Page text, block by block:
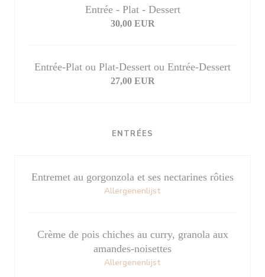
Entrée - Plat - Dessert
30,00 EUR
Entrée-Plat ou Plat-Dessert ou Entrée-Dessert
27,00 EUR
ENTRÉES
Entremet au gorgonzola et ses nectarines rôties
Allergenenlijst
Crème de pois chiches au curry, granola aux
amandes-noisettes
Allergenenlijst